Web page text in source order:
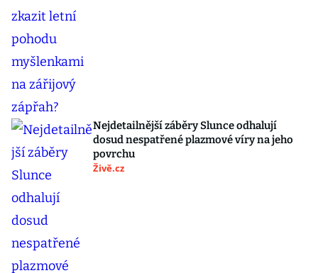
Nejdetailnější záběry Slunce odhalují
dosud nespatřené plazmové víry na jeho
povrchu
Živě.cz